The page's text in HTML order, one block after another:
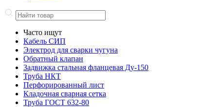
Часто ищут
Кабель СИП
Электрод для сварки чугуна
Обратный клапан
Задвижка стальная фланцевая Ду-150
Труба НКТ
Перфорированный лист
Кладочная сварная сетка
Труба ГОСТ 632-80